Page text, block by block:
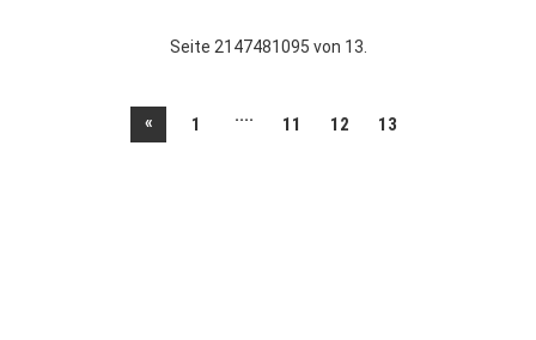
Seite 2147481095 von 13.
« 1 .... 11 12 13